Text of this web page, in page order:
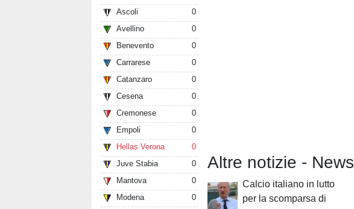
Ascoli
0
Avellino
0
Benevento
0
Carrarese
0
Catanzaro
0
Cesena
0
Cremonese
0
Empoli
0
Hellas Verona
0
Juve Stabia
0
Mantova
0
Modena
0
Altre notizie - News
Calcio italiano in lutto
per la scomparsa di